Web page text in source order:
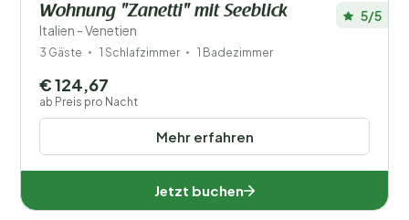
Wohnung "Zanetti" mit Seeblick
Italien - Venetien
5/5
3 Gäste 1 Schlafzimmer 1 Badezimmer
Mehr erfahren
€ 124,67
ab Preis pro Nacht
Jetzt buchen